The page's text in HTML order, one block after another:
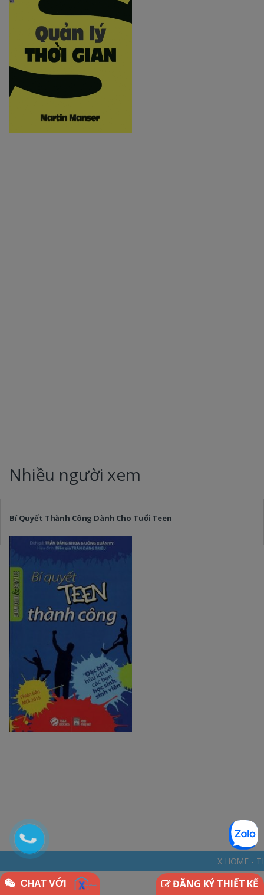
Nhiều người xem
Bí Quyết Thành Công Dành Cho Tuổi Teen
ĐĂNG KÝ THIẾT KẾ
CHAT VỚI
X HOME -